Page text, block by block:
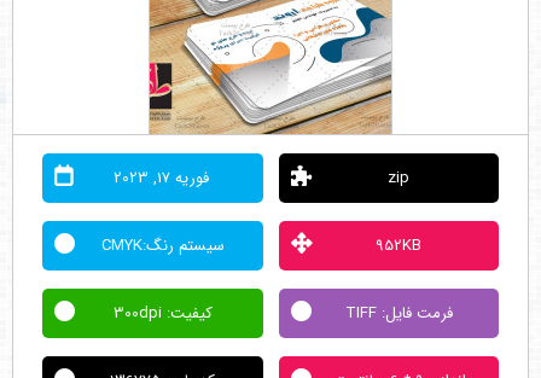
zip فوریه 17, 2023
952KB سیستم رنگ:CMYK
فرمت فایل: TIFF کیفیت: 300dpi